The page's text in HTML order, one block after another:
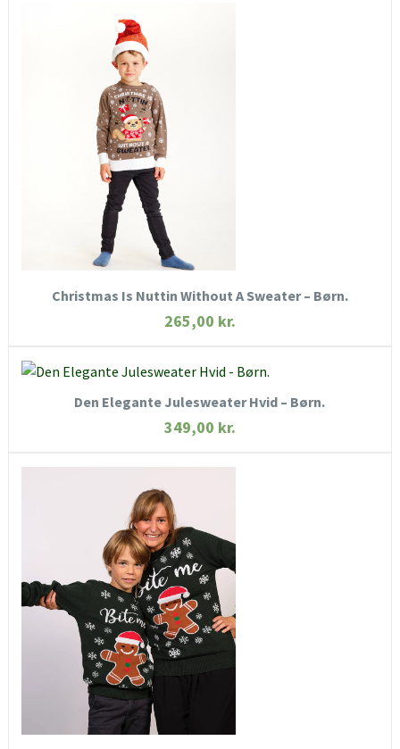
KØB NU
Christmas Is Nuttin Without A Sweater – Børn.
265,00 kr.
HURTIGT KIG
SE MERE
KØB NU
Den Elegante Julesweater Hvid – Børn.
349,00 kr.
HURTIGT KIG
SE MERE